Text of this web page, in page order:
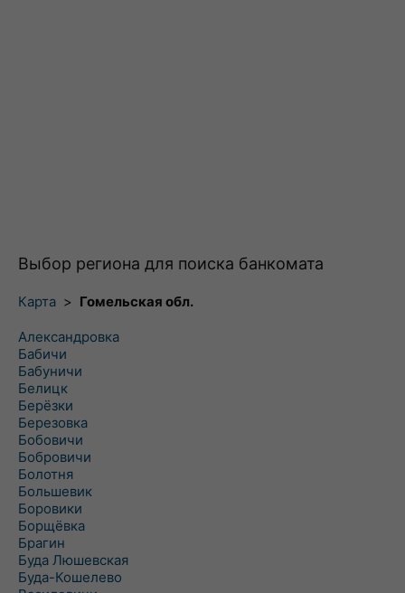
Выбор региона для поиска банкомата
Карта > Гомельская обл.
Александровка
Бабичи
Бабуничи
Белицк
Берёзки
Березовка
Бобовичи
Бобровичи
Болотня
Большевик
Боровики
Борщёвка
Брагин
Буда Люшевская
Буда-Кошелево